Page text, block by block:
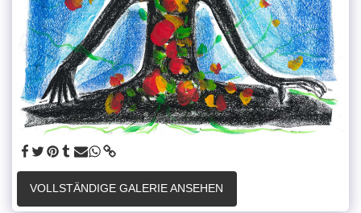
VOLLSTÄNDIGE GALERIE ANSEHEN